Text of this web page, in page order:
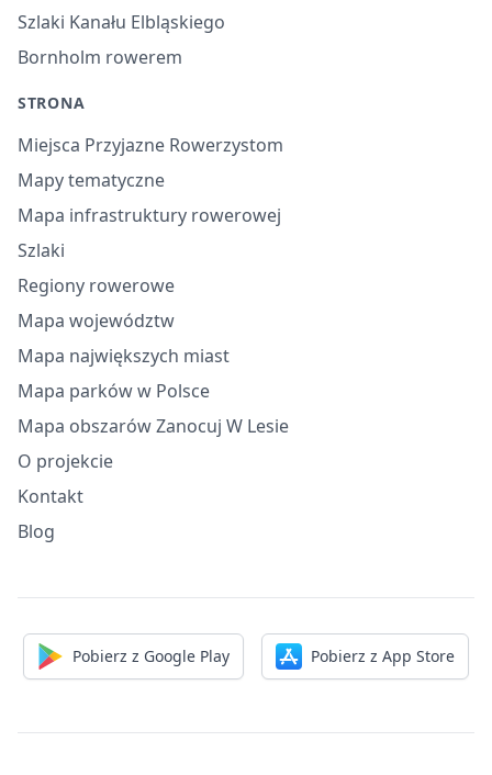
Szlaki Kanału Elbląskiego
Bornholm rowerem
STRONA
Miejsca Przyjazne Rowerzystom
Mapy tematyczne
Mapa infrastruktury rowerowej
Szlaki
Regiony rowerowe
Mapa województw
Mapa największych miast
Mapa parków w Polsce
Mapa obszarów Zanocuj W Lesie
O projekcie
Kontakt
Blog
Pobierz z Google Play Pobierz z App Store